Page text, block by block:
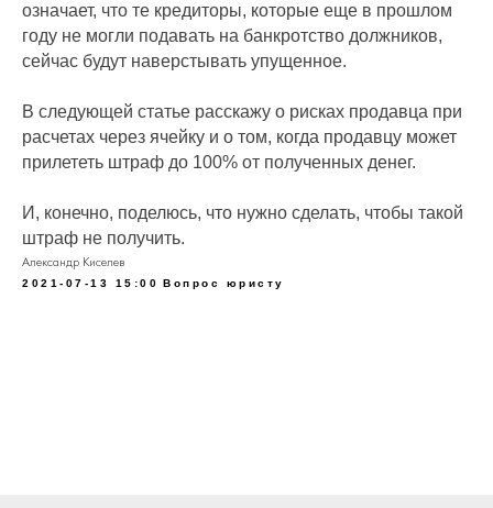
означает, что те кредиторы, которые еще в прошлом
году не могли подавать на банкротство должников,
сейчас будут наверстывать упущенное.
В следующей статье расскажу о рисках продавца при
расчетах через ячейку и о том, когда продавцу может
прилететь штраф до 100% от полученных денег.
И, конечно, поделюсь, что нужно сделать, чтобы такой
штраф не получить.
Александр Киселев
2021-07-13 15:00 Вопрос юристу